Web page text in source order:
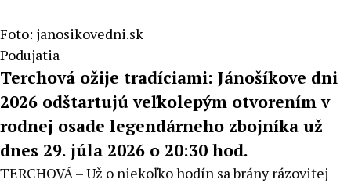
Foto: janosikovedni.sk
Podujatia
Terchová ožije tradíciami: Jánošíkove dni
2026 odštartujú veľkolepým otvorením v
rodnej osade legendárneho zbojníka už
dnes 29. júla 2026 o 20:30 hod.
TERCHOVÁ – Už o niekoľko hodín sa brány rázovitej